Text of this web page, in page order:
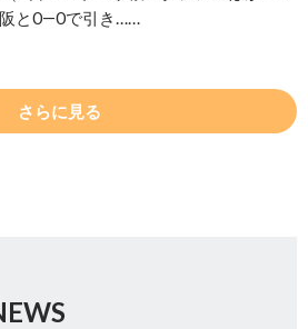
と0―0で引き……
さらに見る